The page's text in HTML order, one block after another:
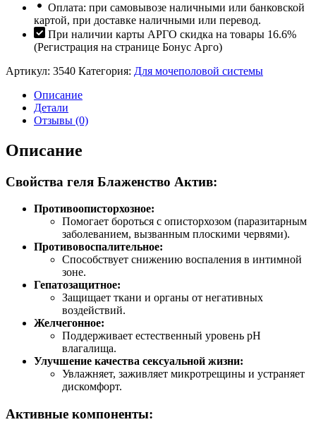
Оплата: при самовывозе наличными или банковской
картой, при доставке наличными или перевод.
При наличии карты АРГО скидка на товары 16.6%
(Регистрация на странице Бонус Арго)
Артикул: 3540 Категория: Для мочеполовой системы
Описание
Детали
Отзывы (0)
Описание
Свойства геля Блаженство Актив:
Противоописторхозное:
Помогает бороться с описторхозом (паразитарным
заболеванием, вызванным плоскими червями).
Противовоспалительное:
Способствует снижению воспаления в интимной
зоне.
Гепатозащитное:
Защищает ткани и органы от негативных
воздействий.
Желчегонное:
Поддерживает естественный уровень pH
влагалища.
Улучшение качества сексуальной жизни:
Увлажняет, заживляет микротрещины и устраняет
дискомфорт.
Активные компоненты: